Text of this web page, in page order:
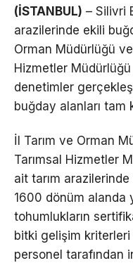
(İSTANBUL) – Silivri
arazilerinde ekili
Orman Müdürlüğü
Hizmetler
denetimler
buğday alanları tam
İl Tarım ve Orman
Tarımsal Hizmetler
ait tarım
1600 dönüm alanda
tohumlukların
bitki gelişim kriterleri
personel tarafından